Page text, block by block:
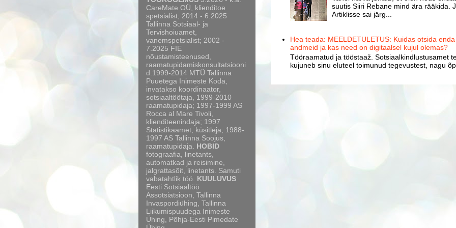
suutis Siiri Rebane mind ära rääkida.
Artiklisse sai järg...
Hea teada: MEELDETULETUS: Kuidas otsida
andmeid ja kas need on digitaalsel kujul olemas?
Tööraamatud ja tööstaaž. Sotsiaalkindlustusamet
kujuneb sinu eluteel toimunud tegevustest, nagu
CareMate OÜ, klienditoe
spetsialist; 2014 - 6.2025
Tallinna Sotsiaal- ja
Tervishoiuamet,
vanemspetsialist; 2002 -
7.2025 FIE
nõustamisteenused,
raamatupidamiskonsultatsiooni
d.1999-2014 MTÜ Tallinna
Puuetega Inimeste Koda,
invatakso koordinaator,
sotsiaaltöötaja, 1999-2010
raamatupidaja; 1997-1999 AS
Rocca al Mare Tivoli,
klienditeenindaja; 1997
Statistikaamet, küsitleja; 1988-
1997 AS Tallinna Soojus,
raamatupidaja. HOBID
fotograafia, linetants,
automatkad ja reisimine,
jalgrattasõit, linetants. Samuti
vabatahtlik töö. KUULUVUS
Eesti Sotsiaaltöö
Assotsiatsioon, Tallinna
Invaspordiühing, Tallinna
Liikumispuudega Inimeste
Ühing, Põhja-Eesti Pimedate